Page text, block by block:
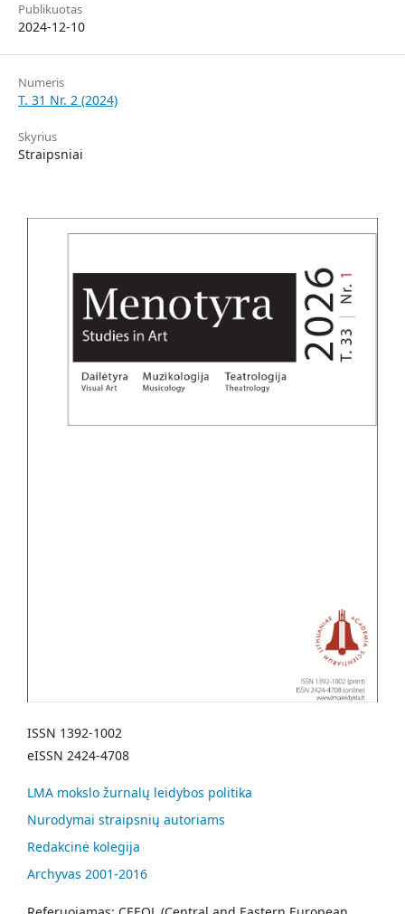
Publikuotas
2024-12-10
Numeris
T. 31 Nr. 2 (2024)
Skyrius
Straipsniai
ISSN 1392-1002
eISSN 2424-4708
LMA mokslo žurnalų leidybos politika
Nurodymai straipsnių autoriams
Redakcinė kolegija
Archyvas 2001-2016